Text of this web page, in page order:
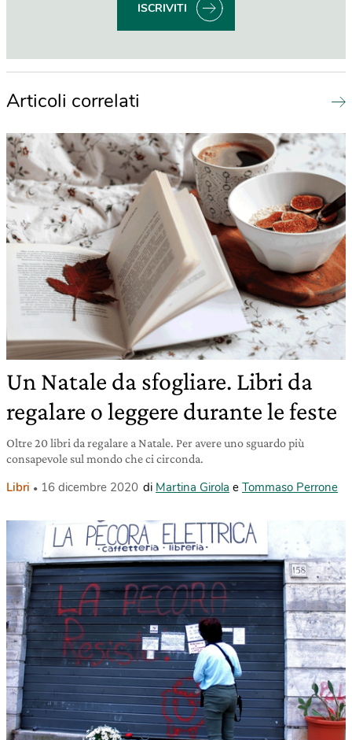
ISCRIVITI
Articoli correlati
Un Natale da sfogliare. Libri da
regalare o leggere durante le feste
Oltre 20 libri da regalare a Natale. Per avere uno sguardo più
consapevole sul mondo che ci circonda.
Libri 16 dicembre 2020 di Martina Girola e Tommaso Perrone